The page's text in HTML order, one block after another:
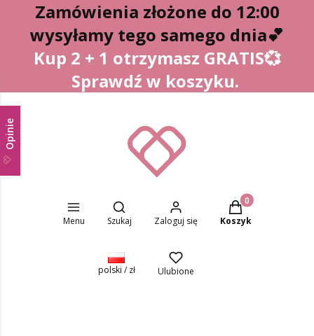
Zamówienia złożone do 12:00
wysyłamy tego samego dnia💕
Kup 2 + 1 otrzymasz GRATIS💞
Sprawdź w koszyku.
Menu
Otwórz wyszukiwarkę
Szukaj Zaloguj się
Produkty w
Koszyk
polski / zł Ulubione
Opinie